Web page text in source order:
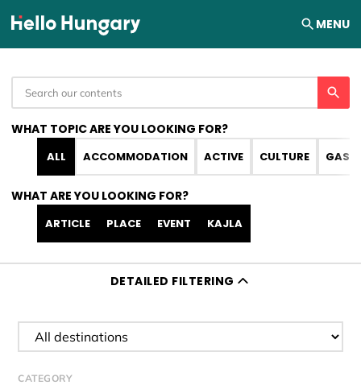
Skip to content MENU
WHAT TOPIC ARE YOU LOOKING FOR?
ALL ACCOMMODATION ACTIVE CULTURE
WHAT ARE YOU LOOKING FOR?
ARTICLE PLACE EVENT KAJLA
DETAILED FILTERING
Filter destination
CATEGORY